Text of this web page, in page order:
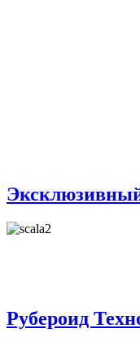
Рубероид